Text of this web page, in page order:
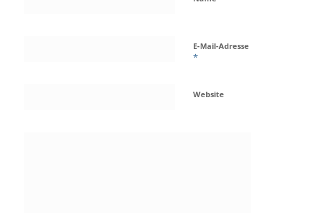
E-Mail-Adresse
*
Website